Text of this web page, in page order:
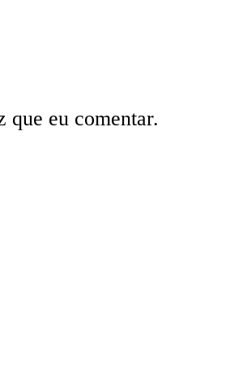
que eu comentar.